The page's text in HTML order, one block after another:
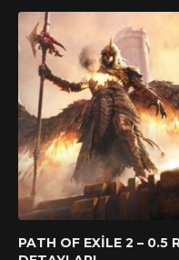
PATH OF EXILE 2 – 0.5